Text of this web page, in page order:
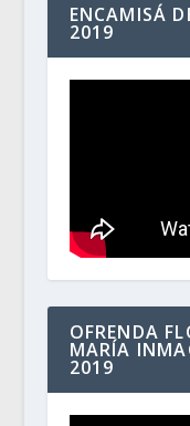
ENCAMISÁ
2019
OFRENDA
MARÍA
2019